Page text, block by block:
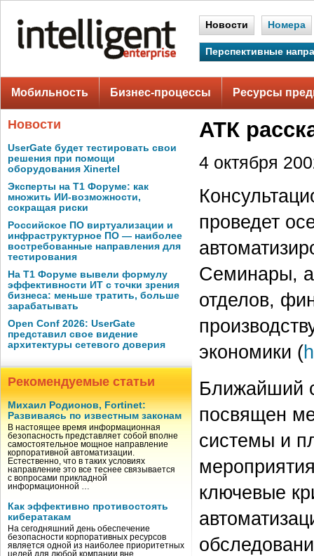
Новости Номера
Перспективные
Мобильность Бизнес-процессы Ресурсы
Новости
UserGate будет тестировать свои
решения при помощи
оборудования Xinertel
Эксперты на Т1 Форуме: как
множить ИИ-возможности,
сокращая риски
Российское ПО виртуализации и
инфраструктурное ПО — наиболее
востребованные направления для
тестирования
На Т1 Форуме вывели формулу
эффективности ИТ с точки зрения
бизнеса: меньше тратить, больше
зарабатывать
Open Conf 2026: UserGate
представил свое видение
архитектуры сетевого доверия
Рекомендуемые статьи
Михаил Родионов, Fortinet:
Развиваясь по известным законам
В настоящее время информационная
безопасность представляет собой вполне
самостоятельное мощное направление
корпоративной автоматизации.
Естественно, что в таких условиях
направление это все теснее связывается
с вопросами прикладной
информационной …
Как эффективно противостоять
кибератакам
На сегодняшний день обеспечение
безопасности корпоративных ресурсов
является одной из наиболее приоритетных
целей для любой компании вне
АТК
4 октября
проведет
Семинары,
отделов,
экономики (
Ближайший
посвящен
системы и
ключевые